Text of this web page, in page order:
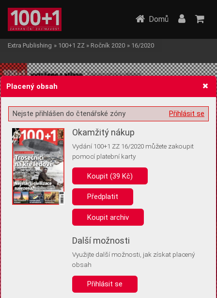
Žádost o souhlas s ukládáním volitelných informací
Pro základní fungování webu nepotřebujeme ukládat žádné informace
(tzv. cookies apod.). Rádi bychom vás ale požádali o souhlas s
uložením volitelných informací:
Anonymní unikátní ID
Díky němu příště poznáme, že se jedná o stejné zařízení, a
Identifikátor je zcela anonymní.
Vaše souhlasy a odmítnutí si ukládáme do vašeho zařízení, abychom se
vás už příště znovu neptali. Můžete je kdykoli později upravit ve Správě
Domů
Extra Publishing » 100+1 ZZ » Ročník 2020 » 16/2020
Placený obsah
Přihlásit se
Nejste přihlášen do čtenářské zóny
Okamžitý nákup
Vydání 100+1 ZZ 16/2020 můžete zakoupit
pomocí platební karty
Koupit (39 Kč)
Předplatit
Koupit archiv
Další možnosti
Využijte další možnosti, jak získat placený
obsah
Přihlásit se